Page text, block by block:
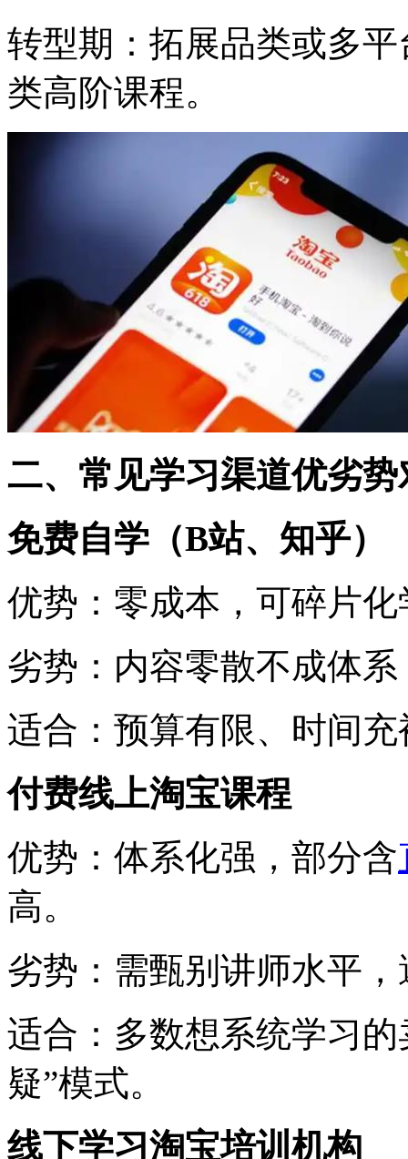
转型期：拓展品类或多
类高阶课程。
二、常见学习渠道优劣势
免费自学（B站、知乎）
优势：零成本，可碎片
劣势：内容零散不成体
适合：预算有限、时间
付费线上淘宝课程
优势：体系化强，部分含
高。
劣势：需甄别讲师水平
适合：多数想系统学习
疑”模式。
线下学习淘宝培训机构